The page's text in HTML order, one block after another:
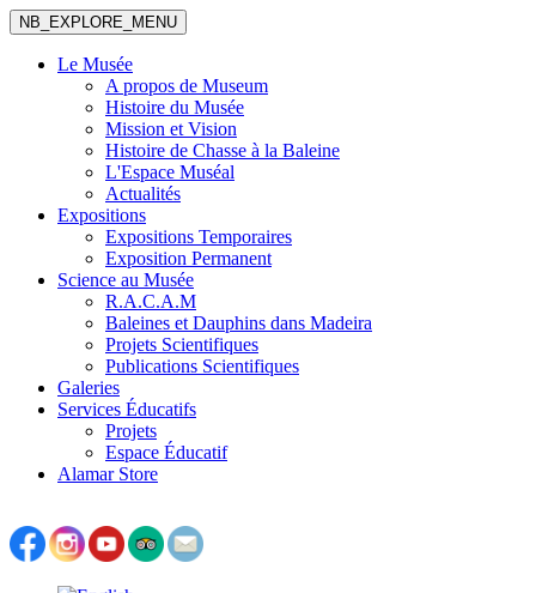
NB_EXPLORE_MENU
Le Musée
A propos de Museum
Histoire du Musée
Mission et Vision
Histoire de Chasse à la Baleine
L'Espace Muséal
Actualités
Expositions
Expositions Temporaires
Exposition Permanent
Science au Musée
R.A.C.A.M
Baleines et Dauphins dans Madeira
Projets Scientifiques
Publications Scientifiques
Galeries
Services Éducatifs
Projets
Espace Éducatif
Alamar Store